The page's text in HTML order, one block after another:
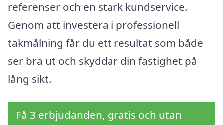
referenser och en stark kundservice.
Genom att investera i professionell
takmålning får du ett resultat som både
ser bra ut och skyddar din fastighet på
lång sikt.
Få 3 erbjudanden, gratis och utan